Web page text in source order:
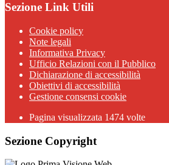
Sezione Link Utili
Cookie policy
Note legali
Informativa Privacy
Ufficio Relazioni con il Pubblico
Dichiarazione di accessibilità
Obiettivi di accessibilità
Gestione consensi cookie
Pagina visualizzata 1474 volte
Sezione Copyright